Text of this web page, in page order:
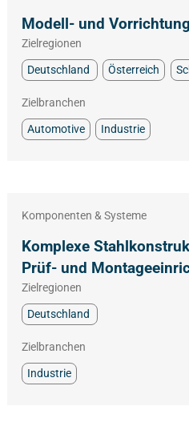
Modell- und
Zielregionen
Deutschland
Österreich
Zielbranchen
Automotive
Industrie
Komponenten & Systeme
Komplexe
Prüf- und
Zielregionen
Deutschland
Zielbranchen
Industrie